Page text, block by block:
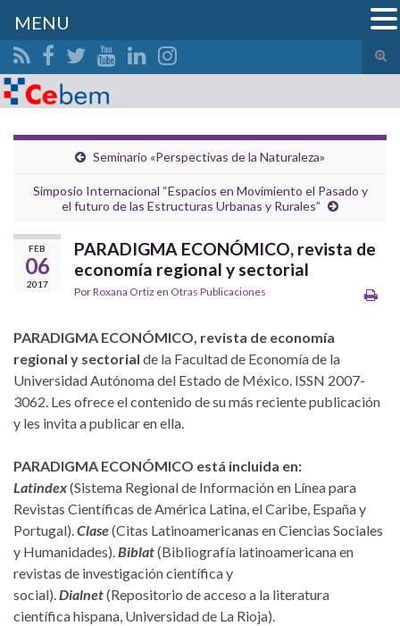
el
Search for:
Seminario «Perspectivas de la Naturaleza»
Simposio Internacional “Espacios en Movimiento el Pasado y
el futuro de las Estructuras Urbanas y Rurales”
FEB
06
2017
PARADIGMA ECONÓMICO, revista de
economía regional y sectorial
PorRoxana Ortiz en Otras Publicaciones
PARADIGMA ECONÓMICO, revista de economía
regional y sectorial de la Facultad de Economía de la
Universidad Autónoma del Estado de México. ISSN 2007-
3062. Les ofrece el contenido de su más reciente publicación
y les invita a publicar en ella.
PARADIGMA ECONÓMICO está incluida en:
Latindex(Sistema Regional de Información en Línea para
Revistas Científicas de América Latina, el Caribe, España y
Portugal).Clase(Citas Latinoamericanas en Ciencias Sociales
y Humanidades).Biblat(Bibliografía latinoamericana en
revistas de investigación científica y
social).Dialnet(Repositorio de acceso a la literatura
científica hispana, Universidad de La Rioja).
MENU